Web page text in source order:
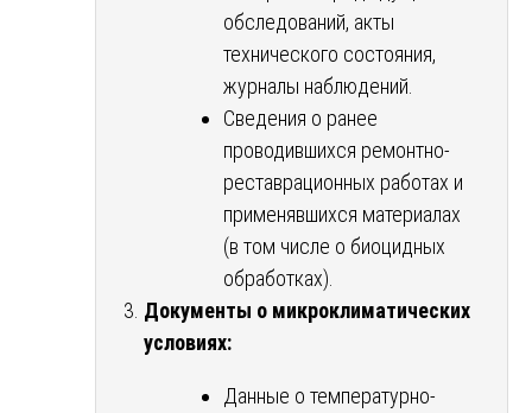
обследований, акты
технического состояния,
журналы наблюдений.
Сведения о ранее
проводившихся ремонтно-
реставрационных работах и
применявшихся материалах
(в том числе о биоцидных
обработках).
Документы о микроклиматических
условиях:
Данные о температурно-